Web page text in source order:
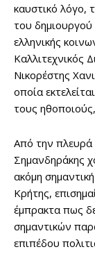
καυστικό λόγο,
του δημιουργού
ελληνικής
Καλλιτεχνικός
Νικορέστης
οποία
τους
Από την
Σημανδηράκης
ακόμη
Κρήτης,
έμπρακτα πως
σημαντικών
επιπέδου